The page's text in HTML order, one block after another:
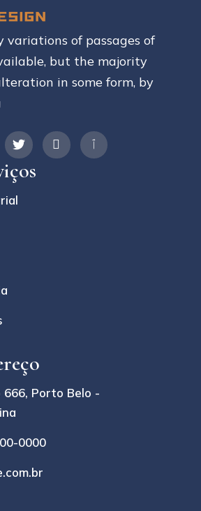
variations of passages of
but the majority
in some form, by
666, Porto Belo -
0000